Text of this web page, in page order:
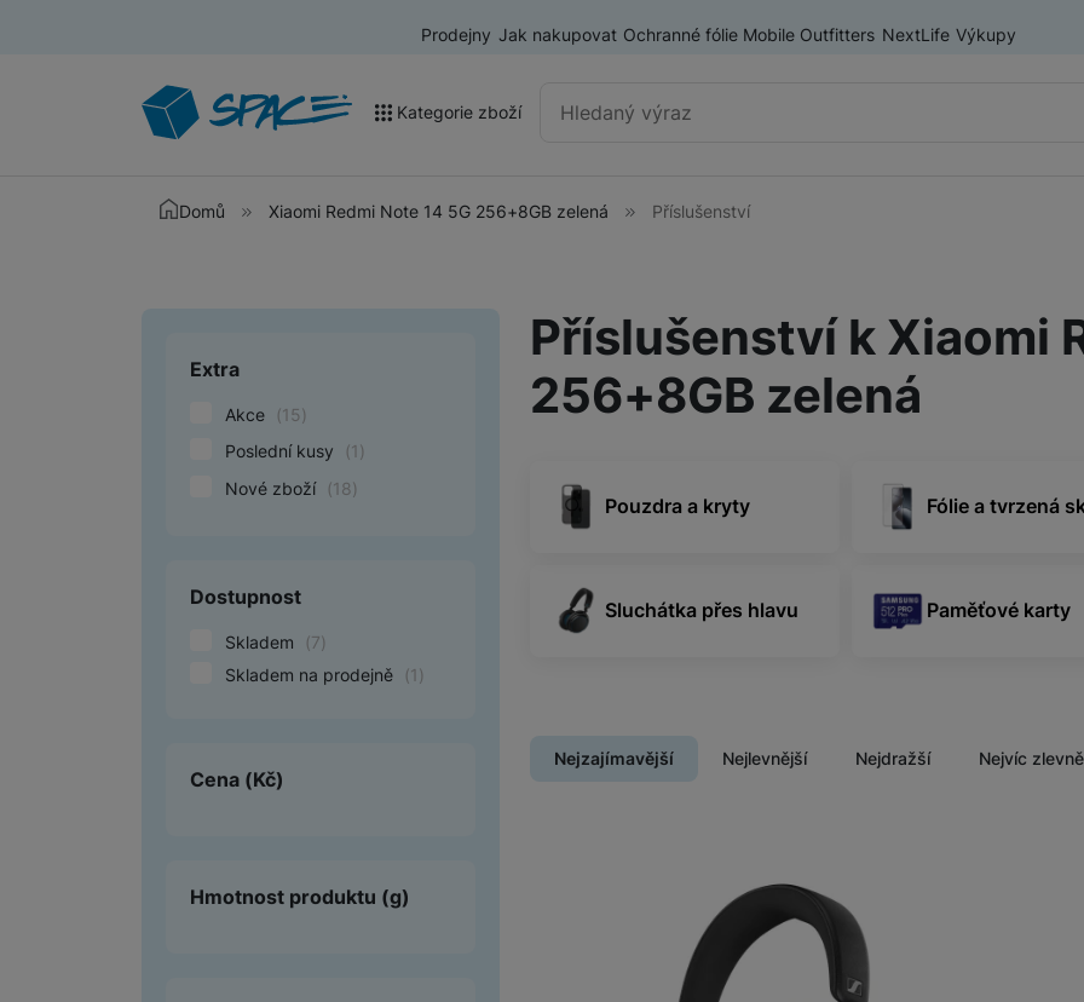
Prodejny Jak nakupovat Ochranné fólie Mobile Outfitters NextLife Výkupy
Vyhledávání
Kategorie zboží
Akce a výprodej
Domácí spotřebiče
Ventilátory
Herní zóna
Péče o zdraví a tělo
Domácí spotřebiče
Tablety
Smart
Ventilátory
Počítače a notebooky
Péče o zdraví a tělo
Domů Xiaomi Redmi Note 14 5G 256+8GB zelená Příslušenství
Příslušenství k Xiaomi
256+8GB zelená
Pouzdra a kryty Fólie a tvrzená
Sluchátka přes hlavu Paměťové karty
Nejzajímavější Nejlevnější Nejdražší Nejvíc
Upřesnit parametry
Extra
Akce (15)
Poslední kusy
(1 )
Nové zboží (18)
Dostupnost
Skladem (7)
Skladem na prodejně
(1 )
Cena (Kč)
Hmotnost produktu (g)